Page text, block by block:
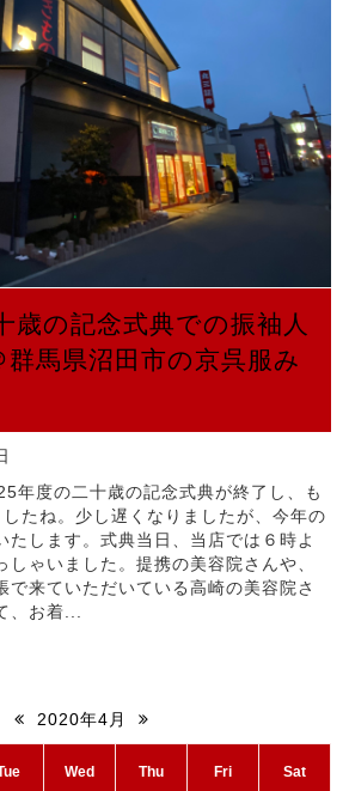
2020年4月
Wed Thu Fri Sat
歳の記念式典での振袖人
馬県沼田市の京呉服み
年度の二十歳の記念式典が終了し、も
たね。少し遅くなりましたが、今年の
たします。式典当日、当店では６時よ
しゃいました。提携の美容院さんや、
で来ていただいている高崎の美容院さ
、お着...